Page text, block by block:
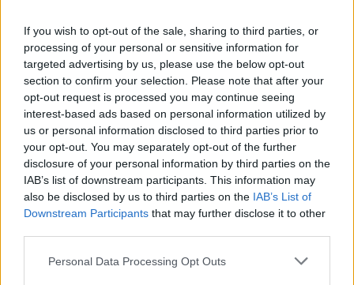
If you wish to opt-out of the sale, sharing to third parties, or
processing of your personal or sensitive information for
targeted advertising by us, please use the below opt-out
section to confirm your selection. Please note that after your
opt-out request is processed you may continue seeing
interest-based ads based on personal information utilized by
us or personal information disclosed to third parties prior to
your opt-out. You may separately opt-out of the further
disclosure of your personal information by third parties on the
IAB’s list of downstream participants. This information may
also be disclosed by us to third parties on the IAB’s List of
Downstream Participants that may further disclose it to other
Personal Data Processing Opt Outs
Tribunal coloca em liberdade indivíduo que agrediu e ameaçou
de morte militar da GNR em Estremoz
O Tribunal de Instrução Criminal de Évora decretou a medida de
coação de Termo...
7 Agosto, 2026 - 18:17